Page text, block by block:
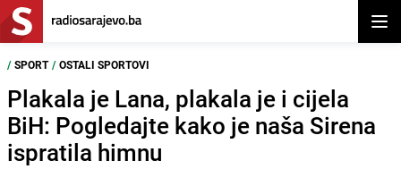
/ SPORT / OSTALI SPORTOVI
Plakala je Lana, plakala je i cijela
BiH: Pogledajte kako je naša Sirena
ispratila himnu